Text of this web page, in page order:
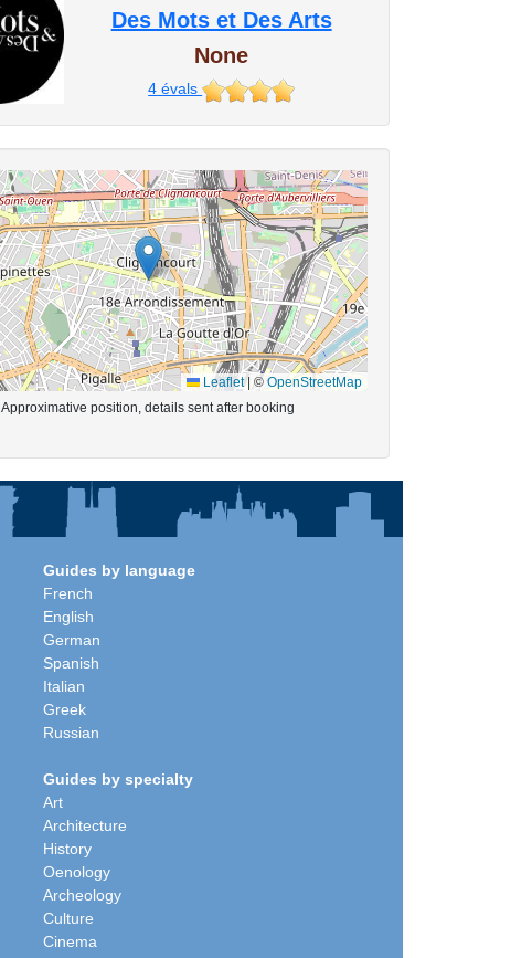
Des Mots et Des Arts
None
4 évals
Leaflet | ©OpenStreetMap
Approximative position, details sent after booking
Guides by language
French
English
German
Spanish
Italian
Greek
Russian
Guides by specialty
Art
Architecture
History
Oenology
Archeology
Culture
Cinema